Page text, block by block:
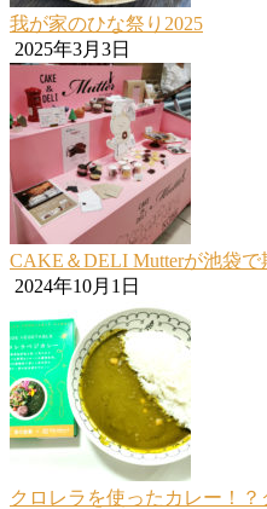
我が家のひな祭り2025
2025年3月3日
CAKE＆DELI Mutterが池袋で
2024年10月1日
クロレラを使ったカレー！